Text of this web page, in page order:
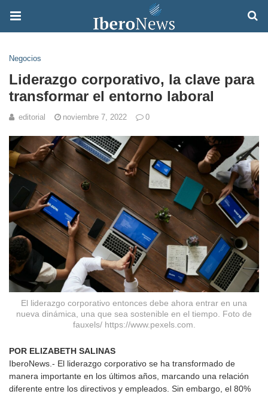
Negocios
Liderazgo corporativo, la clave para
transformar el entorno laboral
editorial noviembre 7, 2022 0
El liderazgo corporativo entonces debe ahora entrar en una
nueva dinámica, una que sea sostenible en el tiempo. Foto de
fauxels/ https://www.pexels.com.
POR ELIZABETH SALINAS
IberoNews.- El liderazgo corporativo se ha transformado de
manera importante en los últimos años, marcando una relación
diferente entre los directivos y empleados. Sin embargo, el 80%